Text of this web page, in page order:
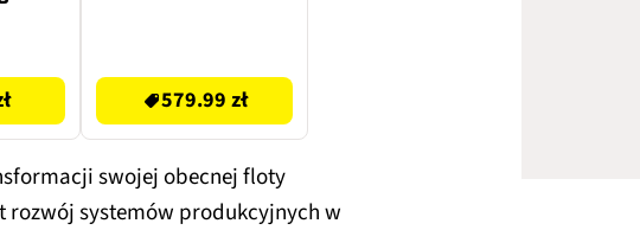
579.99 zł
swojej obecnej floty
systemów produkcyjnych w